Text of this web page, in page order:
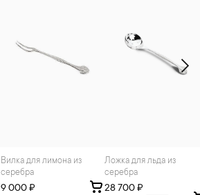
Вилка для лимона из
серебра
9 000 ₽
Ложка для льда из
серебра
28 700 ₽